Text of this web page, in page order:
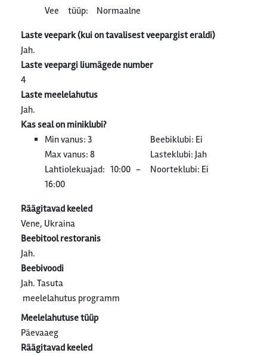
Vee tüüp: Normaalne
Laste veepark (kui on tavalisest veepargist eraldi)
Jah.
Laste veepargi liumägede number
4
Laste meelelahutus
Jah.
Kas seal on miniklubi?
Min vanus: 3
Max vanus: 8
Lahtiolekuajad: 10:00 -
16:00
Beebiklubi: Ei
Lasteklubi: Jah
Noorteklubi: Ei
Räägitavad keeled
Vene, Ukraina
Beebitool restoranis
Jah.
Beebivoodi
Jah. Tasuta
meelelahutus programm
Meelelahutuse tüüp
Päevaaeg
Räägitavad keeled